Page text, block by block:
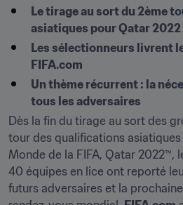
Le tirage au sort du 2ème
asiatiques pour Qatar 2022
Les sélectionneurs livrent
FIFA.com
Un thème récurrent : la
tous les adversaires
Dès la fin du tirage au sort des
tour des qualifications
Monde de la FIFA, Qatar 2022™,
40 équipes en lice ont reporté
futurs adversaires et la